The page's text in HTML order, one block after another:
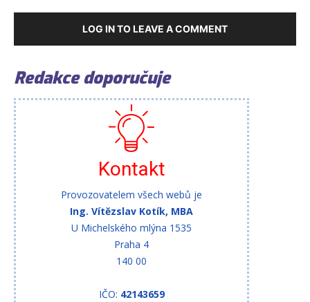
LOG IN TO LEAVE A COMMENT
Redakce doporučuje
Kontakt
Provozovatelem všech webů je
Ing. Vítězslav Kotík, MBA
U Michelského mlýna 1535
Praha 4
140 00
IČO: 42143659